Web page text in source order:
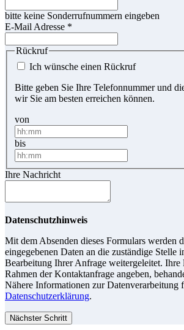
bitte keine Sonderrufnummern eingeben
E-Mail Adresse *
Rückruf
Ich wünsche einen Rückruf
Bitte geben Sie Ihre Telefonnummer und
wir Sie am besten erreichen können.
von
bis
Ihre Nachricht
Datenschutzhinweis
Mit dem Absenden dieses Formulars werden
eingegebenen Daten an die zuständige Stelle
Bearbeitung Ihrer Anfrage weitergeleitet. Ihre
Rahmen der Kontaktanfrage angeben,
Nähere Informationen zur Datenverarbeitung
Datenschutzerklärung.
Nächster Schritt